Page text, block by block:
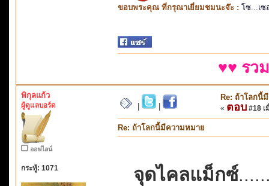
ขอบพระคุณ ที่กรุณาเยี่ยมชมนะจ๊ะ : โซ...เซ
♥♥ รว
พิกุลแก้ว
ผู้ดูแลบอร์ด
ออฟไลน์
กระทู้: 1071
Re: ถ้าโลกนี้
« ตอบ #18 เ
Re: ถ้าโลกนี้มีความหมาย
จุดไคลแม็กซ์